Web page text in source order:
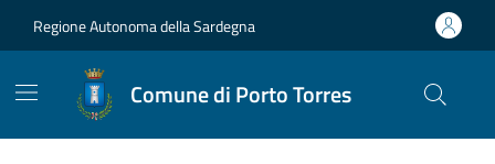
Regione Autonoma della Sardegna
Comune di Porto Torres